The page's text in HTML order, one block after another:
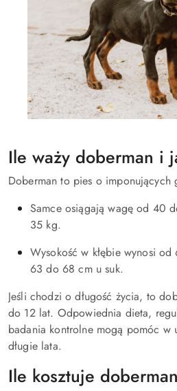
Ile waży doberman i
Doberman to pies o imponujących
Samce osiągają wagę od 40
35 kg.
Wysokość w kłębie wynosi
63 do 68 cm u suk.
Jeśli chodzi o długość życia, to
do 12 lat. Odpowiednia dieta,
badania kontrolne mogą pomóc w
długie lata.
Ile kosztuje